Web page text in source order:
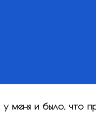
у меня и было, что